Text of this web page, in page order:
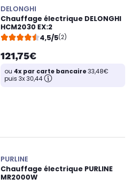
DELONGHI
Chauffage électrique DELONGHI
HCM2030 EX:2
4,5/5(2)
121,75€
ou 4x par carte bancaire33,48€
puis 3x 30,44
PURLINE
Chauffage électrique PURLINE
MR2000W